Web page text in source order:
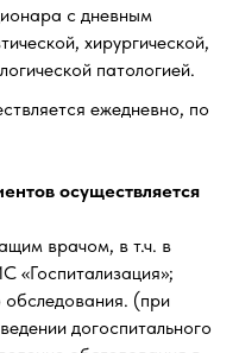
с дневным
хирургической,
патологией.
ежедневно, по
осуществляется
врачом, в т.ч. в
«Госпитализация»;
обследования. (при
догоспитального